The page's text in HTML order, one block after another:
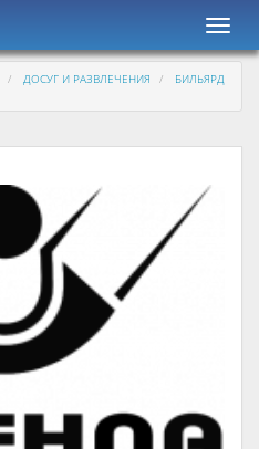
ДОСУГ И РАЗВЛЕЧЕНИЯ
БИЛЬЯРД